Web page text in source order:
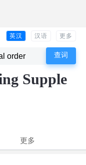
英汉 汉语 更多
Supple
更多